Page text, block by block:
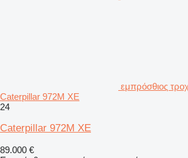
εμπρόσθιος
Caterpillar 972M XE
24
Caterpillar 972M XE
89.000 €